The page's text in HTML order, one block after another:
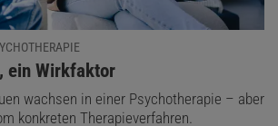
ein Wirkfaktor
wachsen in einer Psychotherapie – aber
konkreten Therapieverfahren.